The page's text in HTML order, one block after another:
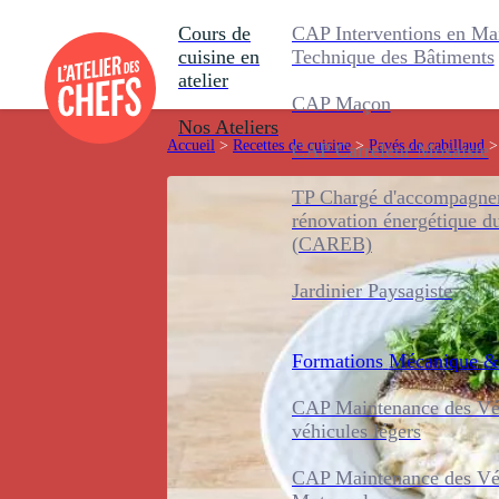
Cours de
cuisine en
atelier
Nos Ateliers
CAP Interventions en
Technique des Bâtiments
CAP Maçon
CAP Carreleur Mosaïste
TP Chargé
rénovation énergétique
(CAREB)
Jardinier Paysagiste
Formations Mécanique
CAP Maintenance des
véhicules légers
CAP Maintenance des
Accueil > Recettes de cuisine > Pavés de cabillaud >